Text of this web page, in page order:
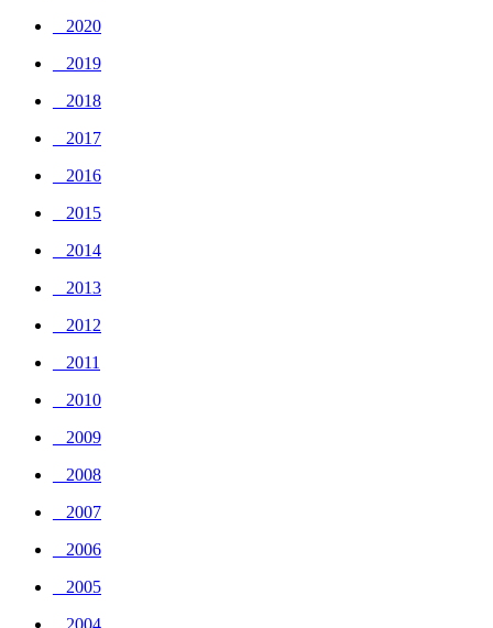
_ 2020
_ 2019
_ 2018
_ 2017
_ 2016
_ 2015
_ 2014
_ 2013
_ 2012
_ 2011
_ 2010
_ 2009
_ 2008
_ 2007
_ 2006
_ 2005